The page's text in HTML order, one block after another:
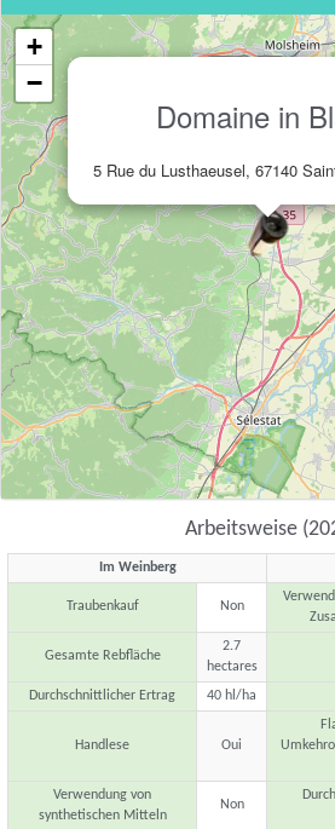
Domaine in
5 Rue du Lusthaeusel, 67140
+
−
Arbeitsweise
Im Weinberg
Traubenkauf Non
Gesamte Rebfläche
2.7
hectares
Durchschnittlicher Ertrag 40 hl/ha
Handlese Oui
Verwendung von
synthetischen Mitteln
Non